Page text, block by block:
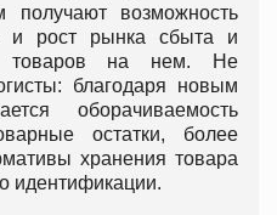
получают возможность
и рост рынка сбыта и
товаров на нем. Не
благодаря новым
оборачиваемость
остатки, более
хранения товара
идентификации.